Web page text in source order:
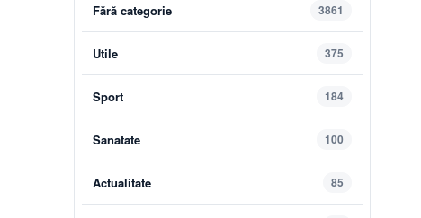
Fără categorie 3861
Utile 375
Sport 184
Sanatate 100
Actualitate 85